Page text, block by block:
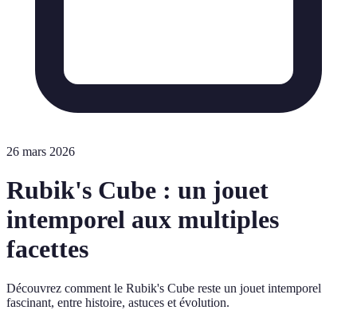
26 mars 2026
Rubik's Cube : un jouet
intemporel aux multiples
facettes
Découvrez comment le Rubik's Cube reste un jouet intemporel
fascinant, entre histoire, astuces et évolution.